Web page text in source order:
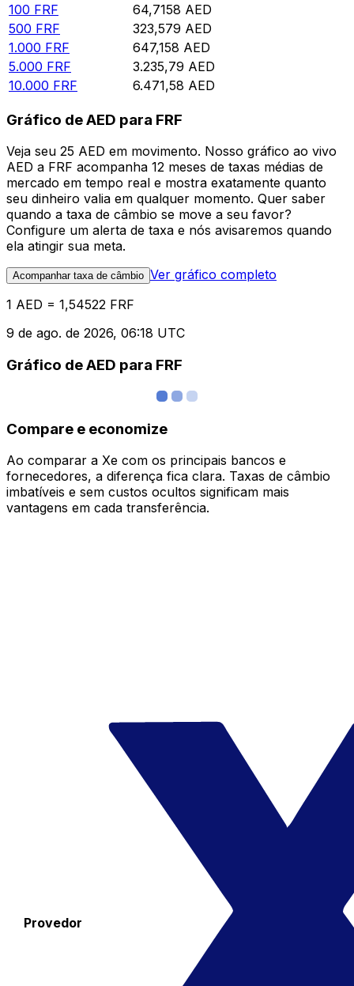
100 FRF 64,7158 AED
500 FRF 323,579 AED
1.000 FRF 647,158 AED
5.000 FRF 3.235,79 AED
10.000 FRF 6.471,58 AED
Gráfico de AED para FRF
Veja seu 25 AED em movimento. Nosso gráfico ao vivo
AED a FRF acompanha 12 meses de taxas médias de
mercado em tempo real e mostra exatamente quanto
seu dinheiro valia em qualquer momento. Quer saber
quando a taxa de câmbio se move a seu favor?
Configure um alerta de taxa e nós avisaremos quando
ela atingir sua meta.
Acompanhar taxa de câmbio Ver gráfico completo
1 AED = 1,54522 FRF
9 de ago. de 2026, 06:18 UTC
Gráfico de AED para FRF
Compare e economize
Ao comparar a Xe com os principais bancos e
fornecedores, a diferença fica clara. Taxas de câmbio
imbatíveis e sem custos ocultos significam mais
vantagens em cada transferência.
Provedor